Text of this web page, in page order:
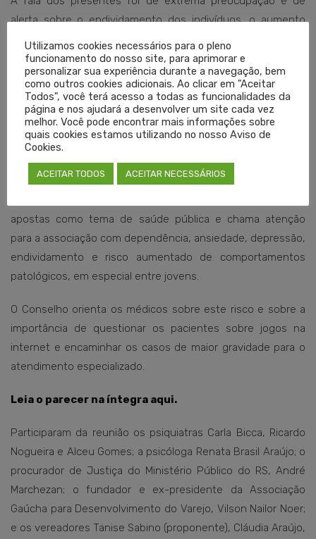
alerta sobre o endividamento dos indivíduos, o aumento
dos casos de transtornos mentais, além do transtorno de
dependência ao jogo e aumento de suicídios.
Contribuição do Cremers
O Cremers alerta para os riscos das apostas há mais de um
ano. Em maio de 2025, Tramontina assinou parecer
consultivo da Câmara Técnica de Psiquiatria intitulado “O
Impacto das Apostas Esportivas na Saúde: Um Problema
apostas como tema de saúde pública e chama atenção
para a associação com dependência, ansiedade, depressão,
endividamento e risco aumentado de comportamentos
patológicos, em especial entre jovens.
O Conselho orienta os médicos sobre este risco e sobre a
importância de questionar os pacientes sobre jogos na
internet e encaminhar os casos de maior gravidade para o
atendimento especializado.
Leia o parecer na íntegra aqui.
Participaram da reunião os psiquiatras Carla Bicca, Ricardo
Nogueira e Alceu Gomes; a psicóloga Renata Brasil Araújo; o
procurador de Justiça do Ministério Público do RS, André
Marchezan; o fundador e ex-presidente da Associação
Gaúcha para Desenvolvimento do Varejo, Vilson Nailor Noer;
e os vereadores Tanise Sabino (proponente), Cláudia Araújo,
Utilizamos cookies necessários para o pleno
funcionamento do nosso site, para aprimorar e
personalizar sua experiência durante a navegação, bem
como outros cookies adicionais. Ao clicar em "Aceitar
Todos", você terá acesso a todas as funcionalidades da
página e nos ajudará a desenvolver um site cada vez
melhor. Você pode encontrar mais informações sobre
quais cookies estamos utilizando no nosso Aviso de
Cookies.
ACEITAR TODOS ACEITAR NECESSÁRIOS